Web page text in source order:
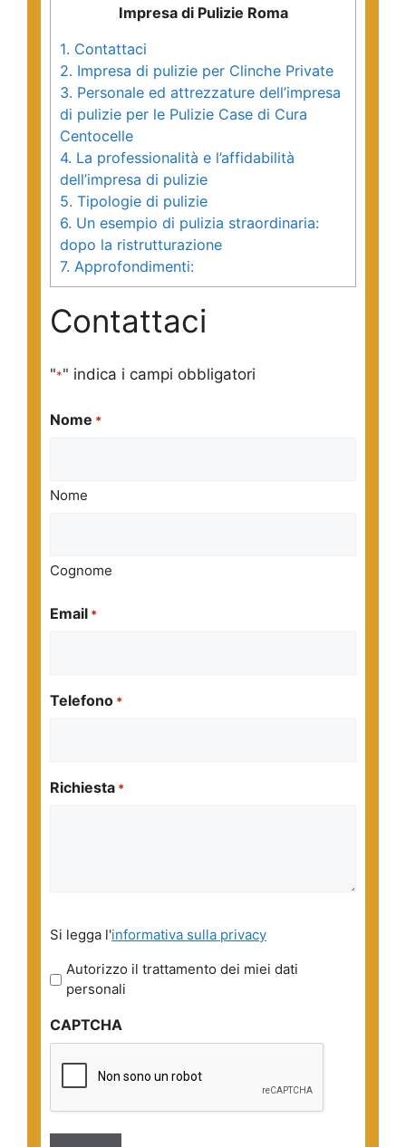
Impresa di Pulizie Roma
1. Contattaci
2. Impresa di pulizie per Clinche Private
3. Personale ed attrezzature dell’impresa
di pulizie per le Pulizie Case di Cura
Centocelle
4. La professionalità e l’affidabilità
dell’impresa di pulizie
5. Tipologie di pulizie
6. Un esempio di pulizia straordinaria:
dopo la ristrutturazione
7. Approfondimenti:
Contattaci
"*" indica i campi obbligatori
Nome *
Nome
Cognome
Email *
Telefono *
Richiesta *
legga
l'informativa
sulla
*
Si legga l'informativa sulla privacy
Autorizzo il trattamento dei miei dati
personali
CAPTCHA